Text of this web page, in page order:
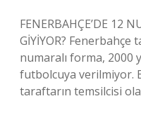
FENERBAHÇE’DE 12
GİYİYOR? Fenerbahçe
numaralı forma, 2000
futbolcuya verilmiyor.
taraftarın temsilcisi